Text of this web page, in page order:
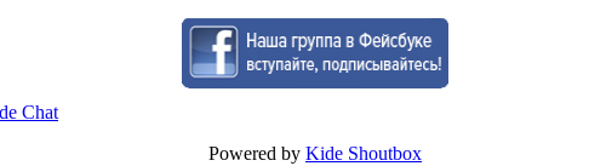
Powered by Kide Shoutbox